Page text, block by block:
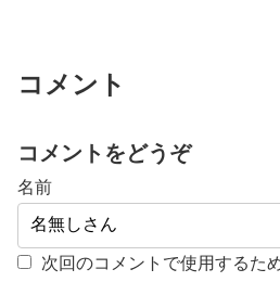
コメント
コメントをどうぞ
名前
次回のコメントで使用するた